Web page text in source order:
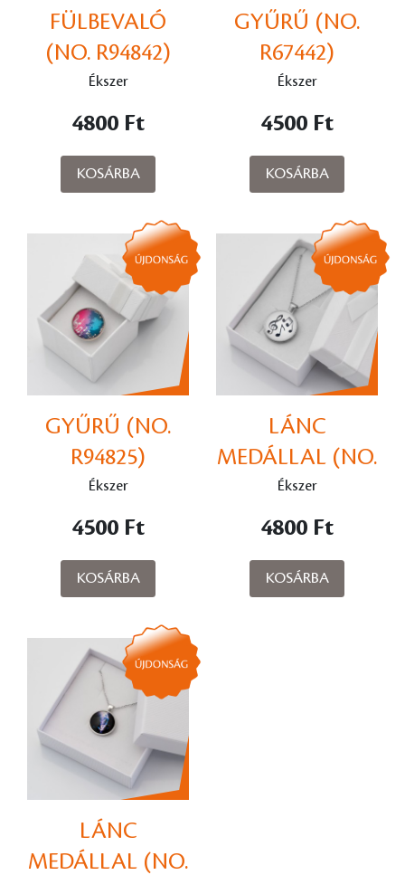
FÜLBEVALÓ
(NO. R94842)
Ékszer
4800 Ft
KOSÁRBA
GYŰRŰ (NO.
R67442)
Ékszer
4500 Ft
KOSÁRBA
GYŰRŰ (NO.
R94825)
Ékszer
4500 Ft
KOSÁRBA
LÁNC
MEDÁLLAL (NO.
R67447)
Ékszer
4800 Ft
KOSÁRBA
LÁNC
MEDÁLLAL (NO.